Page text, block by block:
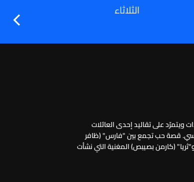
الثلاثاء الأربعاء
ويتمرّد على تقاليد إحدى العائلات
قصة حب تجمع بين "فارس" (ظافر
و"ثريا" (كارمن بصيبص) المغنية التي نشأت